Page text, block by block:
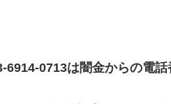
6914-0713は闇金からの電